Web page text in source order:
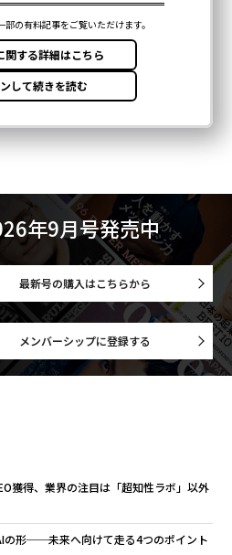
年9月号発売中
最新号の購入はこちらから
メンバーシップに登録する
獲得、業界の注目は「超知性ラボ」以外
の形──未来へ向けて走る4つのポイント